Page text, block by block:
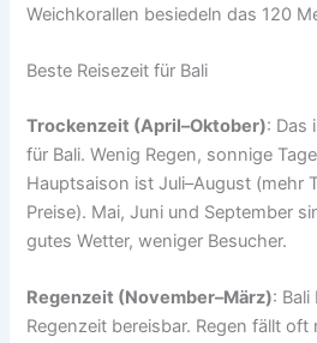
Weichkorallen besiedeln das 120
Beste Reisezeit für Bali
Trockenzeit (April–Oktober): Das
für Bali. Wenig Regen, sonnige
Hauptsaison ist Juli–August (mehr
Preise). Mai, Juni und September
gutes Wetter, weniger Besucher.
Regenzeit (November–März):
Regenzeit bereisbar. Regen fällt